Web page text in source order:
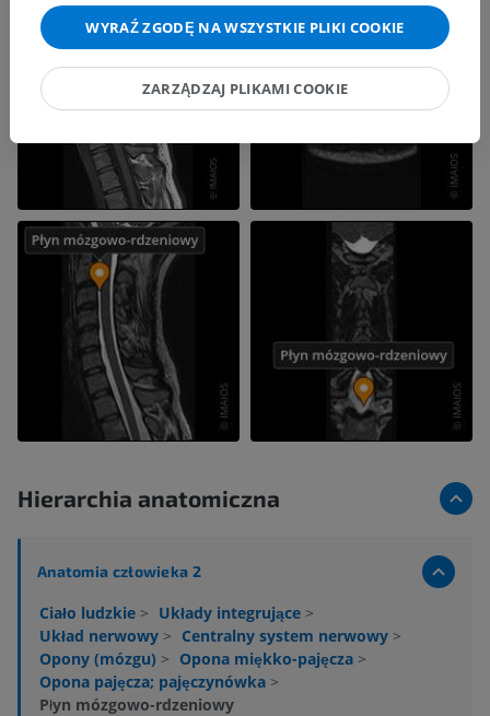
Hierarchia anatomiczna
Anatomia człowieka 2
Ciało ludzkie > Układy integrujące >
Układ nerwowy > Centralny system nerwowy >
Opony (mózgu) > Opona miękko-pajęcza >
Opona pajęcza; pajęczynówka >
Płyn mózgowo-rdzeniowy
WYRAŹ ZGODĘ NA WSZYSTKIE PLIKI COOKIE
ZARZĄDZAJ PLIKAMI COOKIE